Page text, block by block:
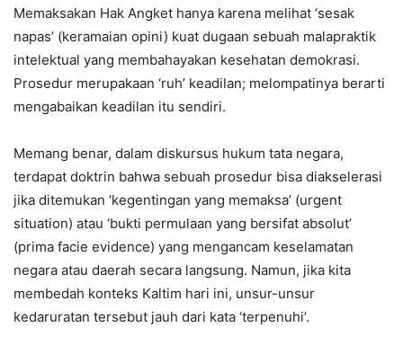
Memaksakan Hak Angket hanya karena melihat ‘sesak
napas’ (keramaian opini) kuat dugaan sebuah malapraktik
intelektual yang membahayakan kesehatan demokrasi.
Prosedur merupakaan ‘ruh’ keadilan; melompatinya berarti
mengabaikan keadilan itu sendiri.
Memang benar, dalam diskursus hukum tata negara,
terdapat doktrin bahwa sebuah prosedur bisa diakselerasi
jika ditemukan ‘kegentingan yang memaksa’ (urgent
situation) atau ‘bukti permulaan yang bersifat absolut’
(prima facie evidence) yang mengancam keselamatan
negara atau daerah secara langsung. Namun, jika kita
membedah konteks Kaltim hari ini, unsur-unsur
kedaruratan tersebut jauh dari kata ‘terpenuhi’.